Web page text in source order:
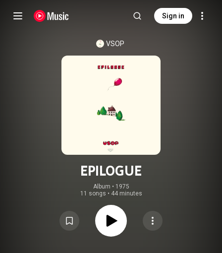
Sign in
VSOP
EPILOGUE
Album • 1975
11 songs • 44 minutes